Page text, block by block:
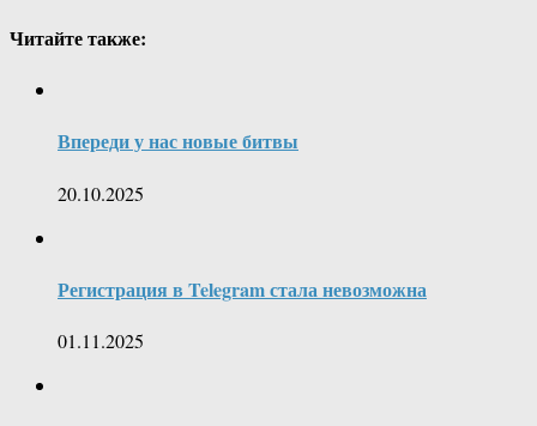
Читайте также:
Впереди у нас новые битвы
20.10.2025
Регистрация в Telegram стала невозможна
01.11.2025